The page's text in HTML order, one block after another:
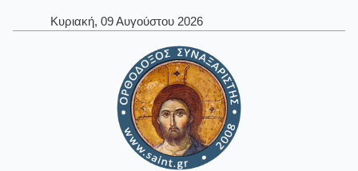
Κυριακή, 09 Αυγούστου 2026